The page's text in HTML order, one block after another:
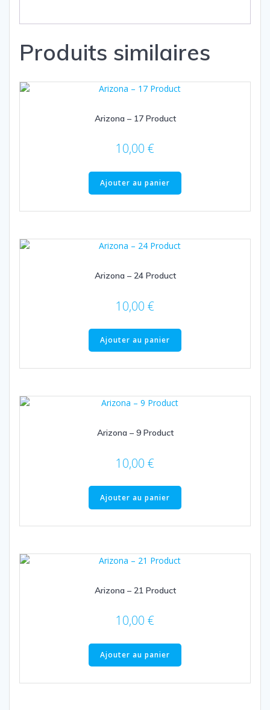
Produits similaires
Arizona – 17 Product
10,00 €
Ajouter au panier
Arizona – 24 Product
10,00 €
Ajouter au panier
Arizona – 9 Product
10,00 €
Ajouter au panier
Arizona – 21 Product
10,00 €
Ajouter au panier